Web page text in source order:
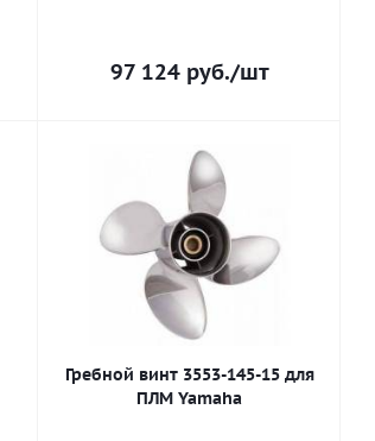
97 124руб./шт
Гребной винт 3553-145-15 для
ПЛМ Yamaha